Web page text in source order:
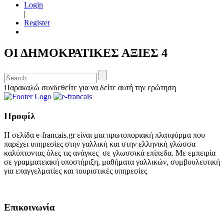
Login
|
Register
ΟΙ ΔΗΜΟΚΡΑΤΙΚΕΣ ΑΞΙΕΣ 4
Παρακαλώ συνδεθείτε για να δείτε αυτή την ερώτηση
Προφίλ
Η σελίδα e-francais.gr είναι μια πρωτοποριακή πλατφόρμα που
παρέχει υπηρεσίες στην γαλλική και στην ελληνική γλώσσα
καλύπτοντας όλες τις ανάγκες σε γλωσσικά επίπεδα. Με εμπειρία
σε γραμματειακή υποστήριξη, μαθήματα γαλλικών, συμβουλευτική
για επαγγελματίες και τουριστικές υπηρεσίες
Επικοινωνία